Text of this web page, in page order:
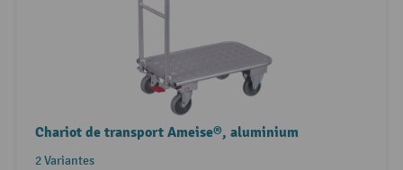
Chariot de transport Ameise®, aluminium
2 Variantes